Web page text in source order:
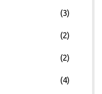
(3)
(2)
(2)
(4)